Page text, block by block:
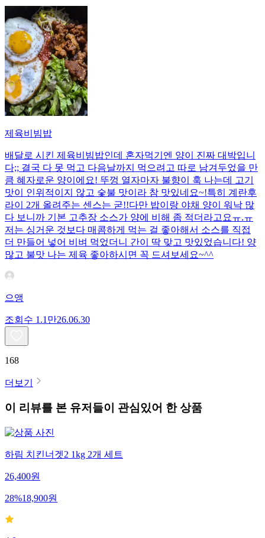
제육비빔밥
배달로 시킨 제육비빔밥인데 혼자먹기엔 양이 진짜 대박입니
다;; 결국 다 못 먹고 다음날까지 먹으려고 따로 남겨두었을 만
큼 혜자로운 양이에요! 뚜껑 열자마자 불향이 훅 나는데 고기
맛이 인위적이지 않고 숯불 맛이라 참 맛있네요~!특히 계란후
라이 2개 올려주는 센스는 굳!! ​다만 밥이랑 야채 양이 워낙 많
다 보니까 기본 고추장 소스가 양에 비해 좀 적더라고요ㅠ.ㅠ
저는 싱거운 것보다 매콤하게 먹는 걸 좋아해서 소스를 직접
더 만들어 넣어 비벼 먹었더니 간이 딱 맞고 맛있었습니다! 양
많고 불맛 나는 제육 좋아하시면 꼭 드셔보세요~^^
으앵
조회수 1.1만26.06.30
168
더보기
이 리뷰를 본 유저들이 관심있어 한 상품
하림 치킨너겟2 1kg 2개 세트
26,400원
28%18,900원